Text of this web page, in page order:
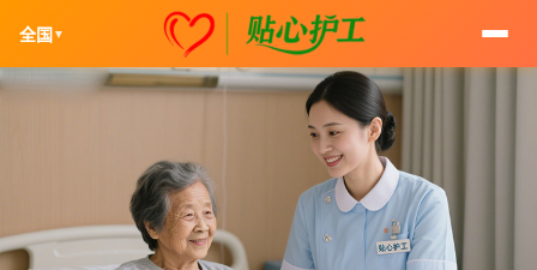
全国 ▼